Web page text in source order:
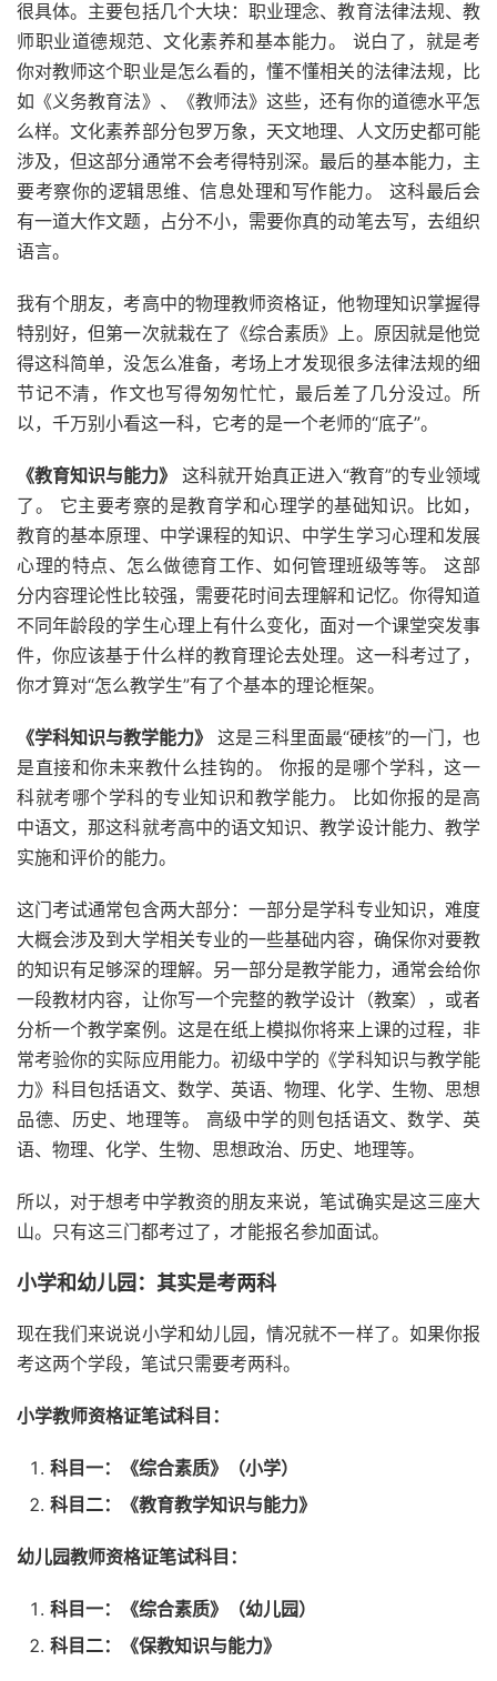
很具体。主要包括几个大块：职业理念、教育法律法规、教
师职业道德规范、文化素养和基本能力。 说白了，就是考
你对教师这个职业是怎么看的，懂不懂相关的法律法规，比
如《义务教育法》、《教师法》这些，还有你的道德水平怎
么样。文化素养部分包罗万象，天文地理、人文历史都可能
涉及，但这部分通常不会考得特别深。最后的基本能力，主
要考察你的逻辑思维、信息处理和写作能力。 这科最后会
有一道大作文题，占分不小，需要你真的动笔去写，去组织
语言。
我有个朋友，考高中的物理教师资格证，他物理知识掌握得
特别好，但第一次就栽在了《综合素质》上。原因就是他觉
得这科简单，没怎么准备，考场上才发现很多法律法规的细
节记不清，作文也写得匆匆忙忙，最后差了几分没过。所
以，千万别小看这一科，它考的是一个老师的“底子”。
《教育知识与能力》
这科就开始真正进入“教育”的专业领域
了。 它主要考察的是教育学和心理学的基础知识。比如，
教育的基本原理、中学课程的知识、中学生学习心理和发展
心理的特点、怎么做德育工作、如何管理班级等等。 这部
分内容理论性比较强，需要花时间去理解和记忆。你得知道
不同年龄段的学生心理上有什么变化，面对一个课堂突发事
件，你应该基于什么样的教育理论去处理。这一科考过了，
你才算对“怎么教学生”有了个基本的理论框架。
《学科知识与教学能力》
这是三科里面最“硬核”的一门，也
是直接和你未来教什么挂钩的。 你报的是哪个学科，这一
科就考哪个学科的专业知识和教学能力。 比如你报的是高
中语文，那这科就考高中的语文知识、教学设计能力、教学
实施和评价的能力。
这门考试通常包含两大部分：一部分是学科专业知识，难度
大概会涉及到大学相关专业的一些基础内容，确保你对要教
的知识有足够深的理解。另一部分是教学能力，通常会给你
一段教材内容，让你写一个完整的教学设计（教案），或者
分析一个教学案例。这是在纸上模拟你将来上课的过程，非
常考验你的实际应用能力。初级中学的《学科知识与教学能
力》科目包括语文、数学、英语、物理、化学、生物、思想
品德、历史、地理等。 高级中学的则包括语文、数学、英
语、物理、化学、生物、思想政治、历史、地理等。
所以，对于想考中学教资的朋友来说，笔试确实是这三座大
山。只有这三门都考过了，才能报名参加面试。
小学和幼儿园：其实是考两科
现在我们来说说小学和幼儿园，情况就不一样了。如果你报
考这两个学段，笔试只需要考两科。
小学教师资格证笔试科目：
科目一：《综合素质》（小学）
科目二：《教育教学知识与能力》
幼儿园教师资格证笔试科目：
科目一：《综合素质》（幼儿园）
科目二：《保教知识与能力》